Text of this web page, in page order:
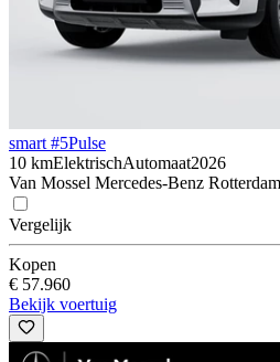
smart #5Pulse
10 kmElektrischAutomaat2026
Van Mossel Mercedes-Benz
Vergelijk
Kopen
€ 57.960
Bekijk voertuig